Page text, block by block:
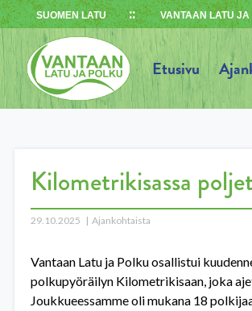
SUOMEN LATU VANTAAN LATU JA
Etusivu
Kilometrikisassa
29.10.2025 Ajankohtaista
Vantaan Latu ja Polku osallistui
polkupyöräilyn Kilometrikisaan, joka
Joukkueessamme oli mukana 18